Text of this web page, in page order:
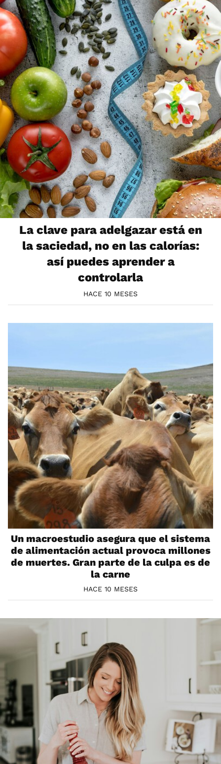
La clave para adelgazar está en
la saciedad, no en las calorías:
así puedes aprender a
controlarla
HACE 10 MESES
Un macroestudio asegura que el sistema
de alimentación actual provoca millones
de muertes. Gran parte de la culpa es de
la carne
HACE 10 MESES